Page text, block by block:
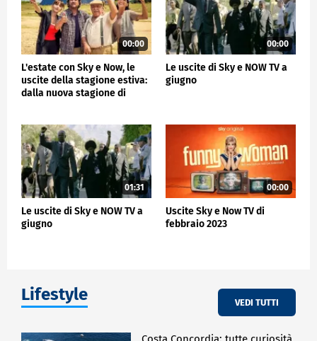
00:00
L'estate con Sky e Now, le
uscite della stagione estiva:
dalla nuova stagione di
00:00
Le uscite di Sky e NOW TV a
giugno
01:31
Le uscite di Sky e NOW TV a
giugno
00:00
Uscite Sky e Now TV di
febbraio 2023
Lifestyle VEDI TUTTI